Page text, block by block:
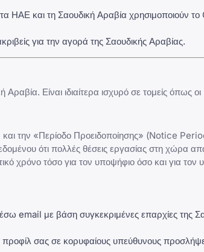
ΗΑΕ και τη Σαουδική Αραβία χρησιμοποιούν
για την αγορά της Σαουδικής Αραβίας.
Είναι ιδιαίτερα ισχυρό σε τομείς όπως οι
την «Περίοδο Προειδοποίησης» (Notice
ότι πολλές θέσεις εργασίας στη χώρα
χρόνο τόσο για τον υποψήφιο όσο και για τον
email με βάση συγκεκριμένες επαρχίες της
σας σε κορυφαίους υπεύθυνους